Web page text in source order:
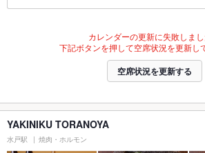
カレンダーの更新に失敗しまし
下記ボタンを押して空席状況を更新し
空席状況を更新する
YAKINIKU TORANOYA
水戸駅 焼肉・ホルモン